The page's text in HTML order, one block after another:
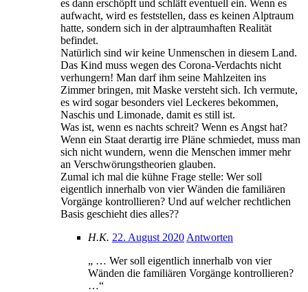
es dann erschöpft und schläft eventuell ein. Wenn es
aufwacht, wird es feststellen, dass es keinen Alptraum
hatte, sondern sich in der alptraumhaften Realität
befindet.
Natürlich sind wir keine Unmenschen in diesem Land.
Das Kind muss wegen des Corona-Verdachts nicht
verhungern! Man darf ihm seine Mahlzeiten ins
Zimmer bringen, mit Maske versteht sich. Ich vermute,
es wird sogar besonders viel Leckeres bekommen,
Naschis und Limonade, damit es still ist.
Was ist, wenn es nachts schreit? Wenn es Angst hat?
Wenn ein Staat derartig irre Pläne schmiedet, muss man
sich nicht wundern, wenn die Menschen immer mehr
an Verschwörungstheorien glauben.
Zumal ich mal die kühne Frage stelle: Wer soll
eigentlich innerhalb von vier Wänden die familiären
Vorgänge kontrollieren? Und auf welcher rechtlichen
Basis geschieht dies alles??
H.K. 22. August 2020 Antworten
„ … Wer soll eigentlich innerhalb von vier
Wänden die familiären Vorgänge kontrollieren?
…“